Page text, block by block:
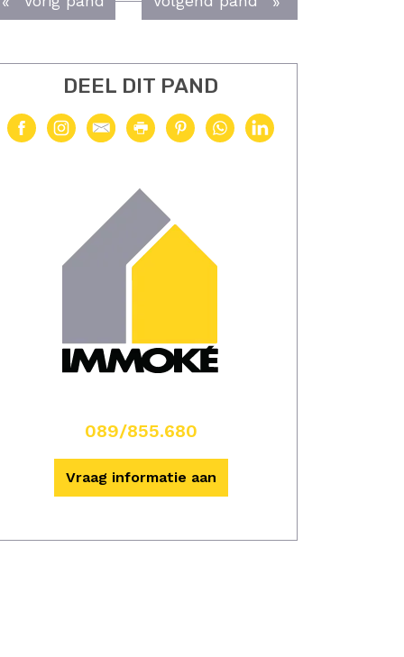
DEEL DIT PAND
089/855.680
Vraag informatie aan